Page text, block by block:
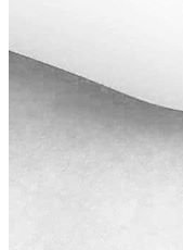
： 服务号：